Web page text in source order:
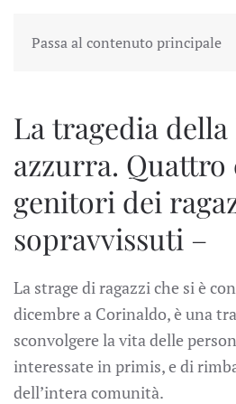
Passa al contenuto principale
La tragedia
azzurra. Quattro
genitori dei
sopravvissuti –
La strage di ragazzi che si è
dicembre a Corinaldo, è una
sconvolgere la vita delle
interessate in primis, e di
dell’intera comunità.